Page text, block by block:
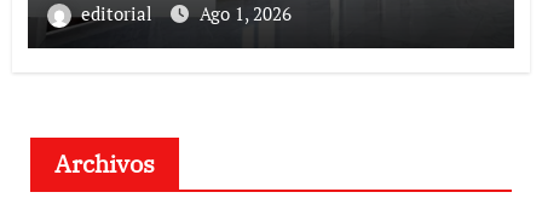
editorial Ago 1, 2026
Archivos